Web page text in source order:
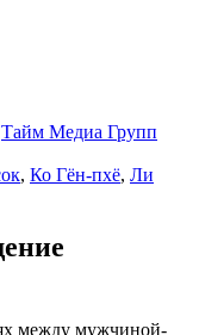
Тайм Медиа Групп
, Ко Гён-пхё, Ли
между мужчиной-